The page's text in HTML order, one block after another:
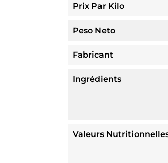
Prix Par Kilo
Peso Neto
Fabricant
Ingrédients
Valeurs